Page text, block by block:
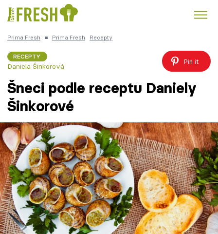
Česká kuchyně
Témata
Recepty
Články
TV Program
Škola vaření
Prima Fresh ■ Prima Fresh Recepty
RECEPTY
Daniela Šinkorová
Pin it
Šneci podle receptu Daniely
Šinkorové